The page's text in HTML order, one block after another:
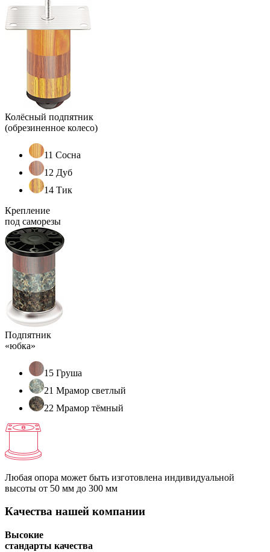
Колёсный подпятник
(обрезиненное колесо)
11 Сосна
12 Дуб
14 Тик
Крепление
под саморезы
Подпятник
«юбка»
15 Груша
21 Мрамор светлый
22 Мрамор тёмный
Любая опора может быть изготовлена индивидуальной
высоты от 50 мм до 300 мм
Качества нашей компании
Высокие
стандарты качества